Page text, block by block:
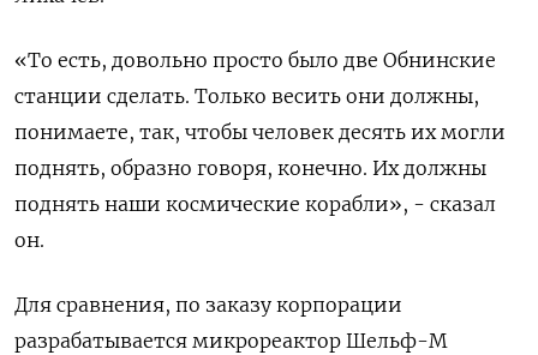
«То есть, довольно просто было две Обнинские
станции сделать. Только весить они должны,
понимаете, так, чтобы человек десять их могли
поднять, образно говоря, конечно. Их должны
поднять наши космические корабли», - сказал
он.
Для сравнения, по заказу корпорации
разрабатывается микрореактор Шельф-М